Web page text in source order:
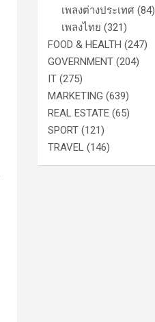
เพลงต่างประเทศ (84)
เพลงไทย (321)
FOOD & HEALTH (247)
GOVERNMENT (204)
IT (275)
MARKETING (639)
REAL ESTATE (65)
SPORT (121)
TRAVEL (146)